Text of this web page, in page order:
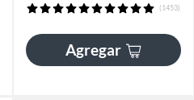
(1453)
Agregar